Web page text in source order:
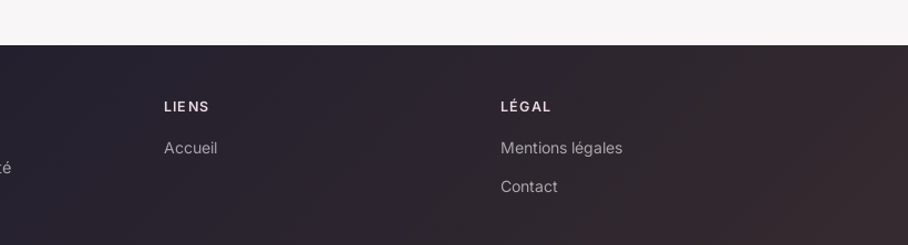
LIENS
Accueil
LÉGAL
Mentions légales
Contact